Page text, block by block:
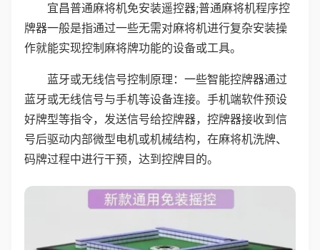
宜昌普通麻将机免安装遥控器;普通麻将机程序控
牌器一般是指通过一些无需对麻将机进行复杂安装操
作就能实现控制麻将牌功能的设备或工具。
蓝牙或无线信号控制原理：一些智能控牌器通过
蓝牙或无线信号与手机等设备连接。手机端软件预设
好牌型等指令，发送信号给控牌器，控牌器接收到信
号后驱动内部微型电机或机械结构，在麻将机洗牌、
码牌过程中进行干预，达到控牌目的。